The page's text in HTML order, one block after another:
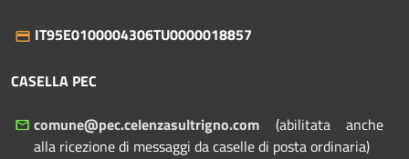
IT95E0100004306TU0000018857
CASELLA PEC
comune@pec.celenzasultrigno.com (abilitata anche
alla ricezione di messaggi da caselle di posta ordinaria)